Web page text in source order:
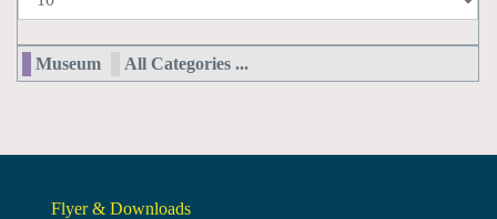
Museum All Categories ...
Flyer & Downloads